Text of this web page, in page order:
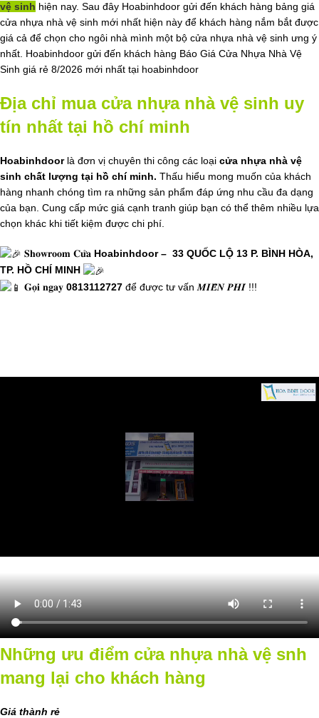
vệ sinh hiện nay. Sau đây Hoabinhdoor gửi đến khách hàng bảng giá
cửa nhựa nhà vệ sinh mới nhất hiện này để khách hàng nắm bắt được
giá cả để chọn cho ngôi nhà mình một bộ cửa nhựa nhà vệ sinh ưng ý
nhất. Hoabinhdoor gửi đến khách hàng Báo Giá Cửa Nhựa Nhà Vệ
Sinh giá rẻ 8/2026 mới nhất tại hoabinhdoor
Địa chỉ mua cửa nhựa nhà vệ sinh uy
tín nhất tại hồ chí minh
Hoabinhdoorlà đơn vị chuyên thi công các loại cửa nhựa nhà vệ
sinh chất lượng tại hồ chí minh. Thấu hiểu mong muốn của khách
hàng nhanh chóng tìm ra những sản phẩm đáp ứng nhu cầu đa dạng
của bạn. Cung cấp mức giá cạnh tranh giúp bạn có thể thêm nhiều lựa
chọn khác khi tiết kiệm được chi phí.
𝐒𝐡𝐨𝐰𝐫𝐨𝐨𝐦 𝐂𝐮̛̉𝐚 Hoabinhdoor – 33 QUỐC LỘ 13 P. BÌNH HÒA,
TP. HỒ CHÍ MINH
𝐆𝐨̣𝐢 𝐧𝐠𝐚𝐲 0813112727 để được tư vấn 𝑴𝑰𝑬̂̃𝑵 𝑷𝑯𝑰́ !!!
Những ưu điểm cửa nhựa nhà vệ snh
mang lại cho khách hàng
Giá thành rẻ